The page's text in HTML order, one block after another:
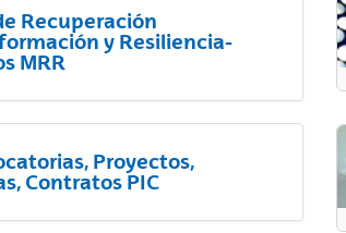
Recuperación
y Resiliencia-
MRR
Proyectos,
Contratos PIC